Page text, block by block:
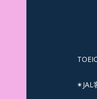
✴︎JAL